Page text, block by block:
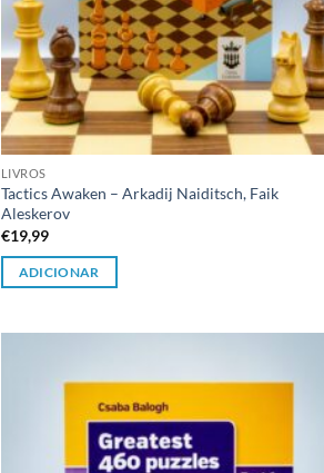
LIVROS
Tactics Awaken – Arkadij Naiditsch, Faik
Aleskerov
€19,99
ADICIONAR